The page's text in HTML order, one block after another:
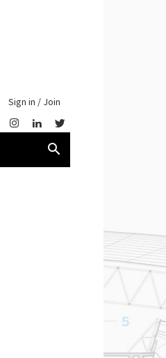
Sign in / Join